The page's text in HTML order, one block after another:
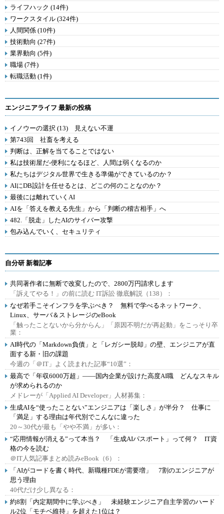
ライフハック (14件)
ワークスタイル (324件)
人間関係 (10件)
技術動向 (27件)
業界動向 (5件)
職場 (7件)
転職活動 (1件)
エンジニアライフ 最新の投稿
イノウーの選択 (13) 見えない不運
第743回 社畜を考える
判断は、正解を当てることではない
私は技術屋だ-便利になるほど、人間は弱くなるのか
私たちはデジタル世界で生きる準備ができているのか？
AIにDB設計を任せるとは、どこの何のことなのか？
最後には離れていくAI
AIを「答えを教える先生」から「判断の稽古相手」へ
482.「脱走」したAIのサイバー攻撃
包み込んでいく、セキュリティ
自分研 新着記事
共同著作者に無断で改変したので、2800万円請求します
「訴えてやる！」の前に読む IT訴訟 徹底解説（138）：
なぜ若手こそインフラを学ぶべき？ 無料で学べるネットワーク、
Linux、サーバ＆ストレージのeBook
「触ったことないから分からん」「原因不明だが再起動」をこっそり卒
業：
AI時代の「Markdown負債」と「レガシー脱却」の壁、エンジニアが直
面する新・旧の課題
今週の「＠IT」よく読まれた記事“10選”：
最高で「年収6000万超」――国内企業が設けた高度AI職 どんなスキル
が求められるのか
メドレーが「Applied AI Developer」人材募集：
生成AIを“使ったことない”エンジニアは「楽しさ」が半分？ 仕事に
「満足」する理由は年代別でこんなに違った
20～30代が最も「やや不満」が多い：
“応用情報が消える”って本当？ 「生成AIパスポート」って何？ IT資
格の今を読む
＠IT人気記事まとめ読みeBook（6）：
「AIがコードを書く時代、新職種FDEが需要増」 7割のエンジニアが
思う理由
40代だけ少し異なる：
約8割「内定期間中に学ぶべき」 未経験エンジニア自主学習のハード
ル2位「モチベ維持」を超えた1位は？